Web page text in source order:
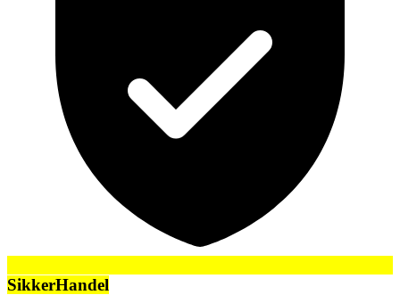
SikkerHandel